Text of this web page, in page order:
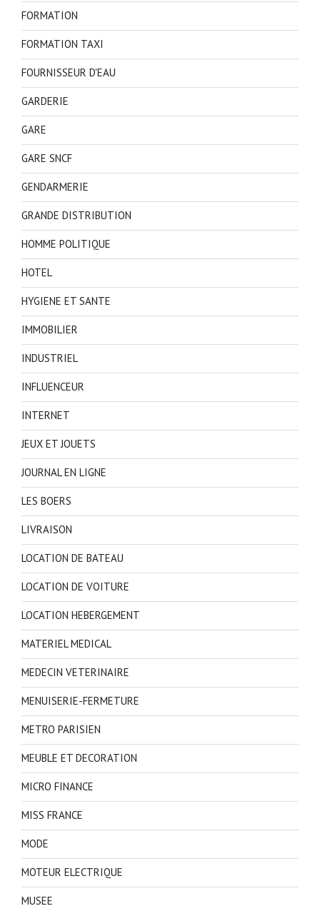
FORMATION
FORMATION TAXI
FOURNISSEUR D'EAU
GARDERIE
GARE
GARE SNCF
GENDARMERIE
GRANDE DISTRIBUTION
HOMME POLITIQUE
HOTEL
HYGIENE ET SANTE
IMMOBILIER
INDUSTRIEL
INFLUENCEUR
INTERNET
JEUX ET JOUETS
JOURNAL EN LIGNE
LES BOERS
LIVRAISON
LOCATION DE BATEAU
LOCATION DE VOITURE
LOCATION HEBERGEMENT
MATERIEL MEDICAL
MEDECIN VETERINAIRE
MENUISERIE-FERMETURE
METRO PARISIEN
MEUBLE ET DECORATION
MICRO FINANCE
MISS FRANCE
MODE
MOTEUR ELECTRIQUE
MUSEE